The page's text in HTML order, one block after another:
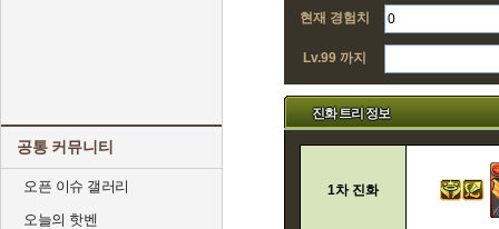
공통 커뮤니티
오픈 이슈 갤러리
오늘의 핫벤
현재 경험치
Lv.99 까지
진화 트리 정보
1차 진화